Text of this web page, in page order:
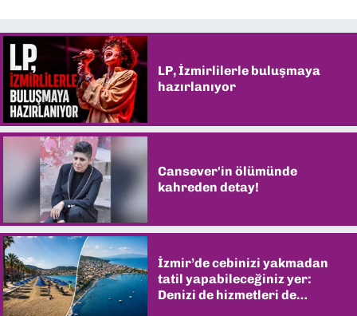
LP, İzmirlilerle buluşmaya
hazırlanıyor
Cansever'in ölümünde
kahreden detay!
İzmir’de cebinizi yakmadan
tatil yapabileceğiniz yer:
Denizi de hizmetleri de